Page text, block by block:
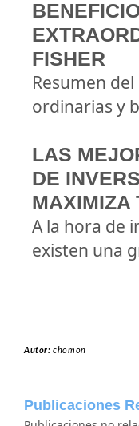
FISHER
Resumen
ordinarias y
LAS
DE
MAXIMIZA
A la hora de
existen una
Autor:chomon
Publicaciones